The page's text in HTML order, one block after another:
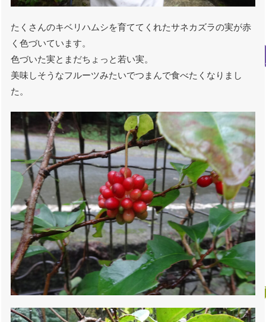
たくさんのキベリハムシを育ててくれたサネカズラの実が赤
く色づいています。
色づいた実とまだちょっと若い実。
美味しそうなフルーツみたいでつまんで食べたくなりまし
た。